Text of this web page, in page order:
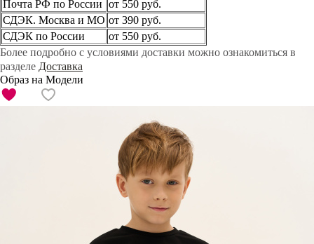
Почта РФ по России от 550 руб.
СДЭК. Москва и МО от 390 руб.
СДЭК по России
от 550 руб.
Более подробно с условиями доставки можно ознакомиться в
разделе Доставка
Образ на Модели